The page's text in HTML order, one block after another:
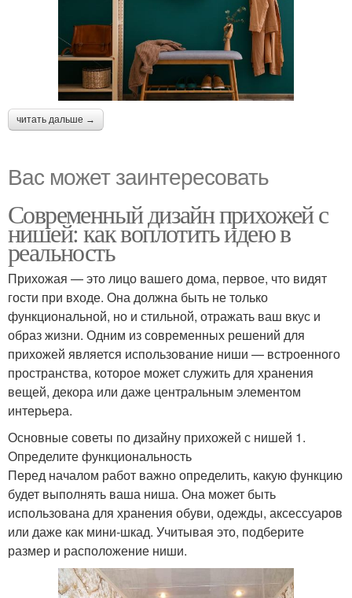
читать дальше →
Вас может заинтересовать
Современный дизайн прихожей с
нишей: как воплотить идею в
реальность
Прихожая — это лицо вашего дома, первое, что видят
гости при входе. Она должна быть не только
функциональной, но и стильной, отражать ваш вкус и
образ жизни. Одним из современных решений для
прихожей является использование ниши — встроенного
пространства, которое может служить для хранения
вещей, декора или даже центральным элементом
интерьера.
Основные советы по дизайну прихожей с нишей 1.
Определите функциональность
Перед началом работ важно определить, какую функцию
будет выполнять ваша ниша. Она может быть
использована для хранения обуви, одежды, аксессуаров
или даже как мини-шкад. Учитывая это, подберите
размер и расположение ниши.